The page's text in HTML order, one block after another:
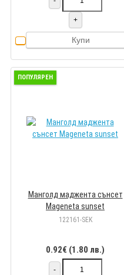
+
Купи
ПОПУЛЯРЕН
Манголд маджента сънсет
Mageneta sunset
122161-SEK
0.92€ (1.80 лв.)
-